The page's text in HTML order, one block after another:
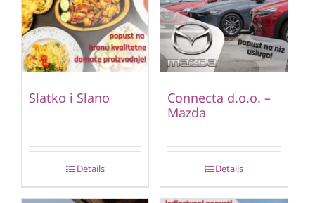
Slatko i Slano
Details
Connecta d.o.o. –
Mazda
Details